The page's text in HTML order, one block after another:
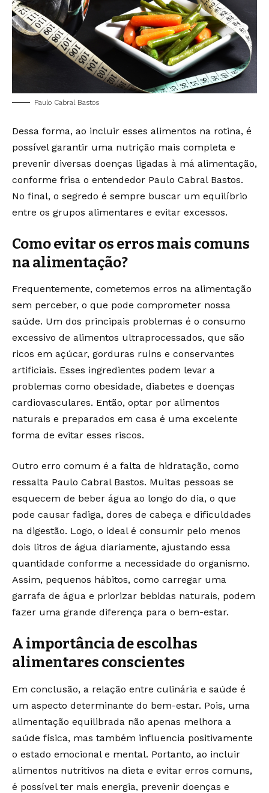
Paulo Cabral Bastos
Dessa forma, ao incluir esses alimentos na rotina, é
possível garantir uma nutrição mais completa e
prevenir diversas doenças ligadas à má alimentação,
conforme frisa o entendedor Paulo Cabral Bastos.
No final, o segredo é sempre buscar um equilíbrio
entre os grupos alimentares e evitar excessos.
Como evitar os erros mais comuns
na alimentação?
Frequentemente, cometemos erros na alimentação
sem perceber, o que pode comprometer nossa
saúde. Um dos principais problemas é o consumo
excessivo de alimentos ultraprocessados, que são
ricos em açúcar, gorduras ruins e conservantes
artificiais. Esses ingredientes podem levar a
problemas como obesidade, diabetes e doenças
cardiovasculares. Então, optar por alimentos
naturais e preparados em casa é uma excelente
forma de evitar esses riscos.
Outro erro comum é a falta de hidratação, como
ressalta Paulo Cabral Bastos. Muitas pessoas se
esquecem de beber água ao longo do dia, o que
pode causar fadiga, dores de cabeça e dificuldades
na digestão. Logo, o ideal é consumir pelo menos
dois litros de água diariamente, ajustando essa
quantidade conforme a necessidade do organismo.
Assim, pequenos hábitos, como carregar uma
garrafa de água e priorizar bebidas naturais, podem
fazer uma grande diferença para o bem-estar.
A importância de escolhas
alimentares conscientes
Em conclusão, a relação entre culinária e saúde é
um aspecto determinante do bem-estar. Pois, uma
alimentação equilibrada não apenas melhora a
saúde física, mas também influencia positivamente
o estado emocional e mental. Portanto, ao incluir
alimentos nutritivos na dieta e evitar erros comuns,
é possível ter mais energia, prevenir doenças e